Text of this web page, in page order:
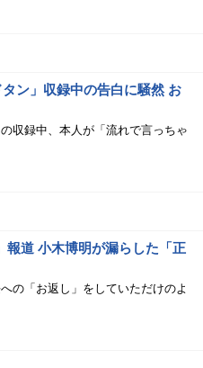
ン」収録中の告白に騒然 お
収録中、本人が「流れで言っちゃ
報道 小木博明が漏らした「正
の「お返し」をしていただけのよ